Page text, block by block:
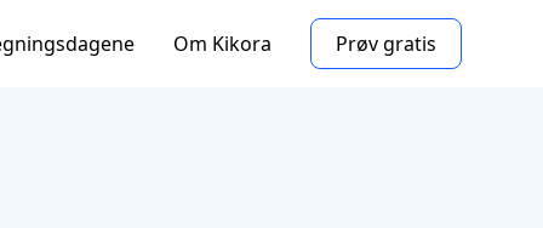
Om Kikora Prøv gratis